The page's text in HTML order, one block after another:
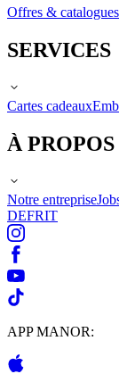
Offres & catalogues
SERVICES
Cartes cadeaux
À
Notre entreprise
DEFRIT
APP MANOR: